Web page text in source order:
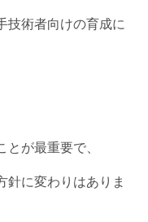
技術者向けの育成に
が最重要で、
針に変わりはありま